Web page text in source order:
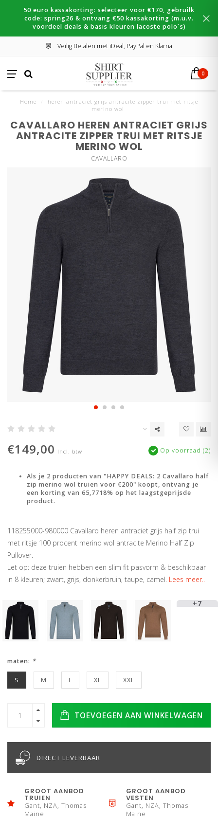
50 euro kassakorting: selecteer voor €170, gebruilk
code: spring26 & ontvang €50 kassakorting (m.u.v.
voordeel deals & basis kleuren lacoste polo´s)
Veilig Betalen met iDeal, PayPal en Klarna
0
Home
heren antraciet grijs antracite zipper trui met ritsje
merino wol
CAVALLARO HEREN ANTRACIET GRIJS
ANTRACITE ZIPPER TRUI MET RITSJE
MERINO WOL
CAVALLARO
€149,00 Incl. btw Op voorraad (2)
Als je 2 producten van "HAPPY DEALS: 2 Cavallaro half
zip merino wol truien voor €200" koopt, ontvang je
een korting van 65,7718% op het laagstgeprijsde
product.
118255000-980000 Cavallaro heren antraciet grijs half zip trui
met ritsje 100 procent merino wol antracite Merino Half Zip
Pullover.
Let op: deze truien hebben een slim fit pasvorm & beschikbaar
in 8 kleuren; zwart, grijs, donkerbruin, taupe, camel. Lees meer..
+7
maten: *
S M L XL XXL
TOEVOEGEN AAN WINKELWAGEN
DIRECT LEVERBAAR
GROOT AANBOD
TRUIEN
Gant, NZA, Thomas
Maine
GROOT AANBOD
VESTEN
Gant, NZA, Thomas
Maine